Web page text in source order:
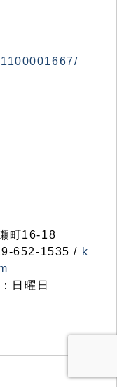
町16-18
652-1535 / k
日曜日